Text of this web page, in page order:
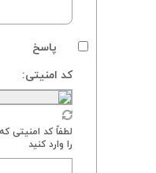
پاسخ
کد امنیتی:
لطفاً کد امنیتی
را وارد کنید